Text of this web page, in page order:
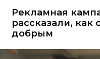
Рекламная
рассказали, как
добрым